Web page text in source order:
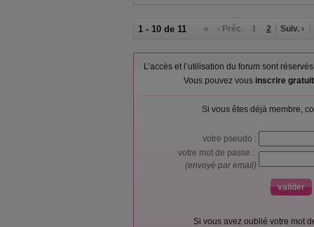
1 - 10 de 11 « ‹ Préc. 1 2 Suiv. ›
L’accès et l’utilisation du forum sont
Vous pouvez vous inscrire
Si vous êtes déjà membre,
votre pseudo :
votre mot de passe :
(envoyé par email)
Si vous avez oublié votre mot